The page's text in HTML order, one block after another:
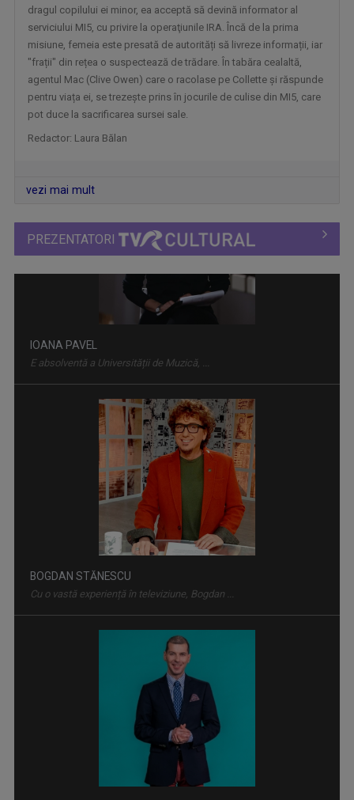
EDIŢIE LIMITATĂ
De la literatură la muzică, de la ...
Emisiunea „Lecția de istorie” își propune să ...
MIC DEJUN CU UN CAMPION
Telespectatorii au numit-o „ora în care vrem ...
TVR Cultural prezintă „Omul și timpul”, o ...
dragul copilului ei minor, ea acceptă să devină informator al
serviciului MI5, cu privire la operaţiunile IRA. Încă de la prima
misiune, femeia este presată de autorități să livreze informații, iar
"frații" din rețea o suspectează de trădare. În tabăra cealaltă,
agentul Mac (Clive Owen) care o racolase pe Collette şi răspunde
pentru viața ei, se trezește prins în jocurile de culise din MI5, care
pot duce la sacrificarea sursei sale.
Redactor: Laura Bălan
vezi mai mult
PREZENTATORI
BOGDAN STĂNESCU
Cu o vastă experiență în televiziune, Bogdan ...
MARIUS CONSTANTINESCU
O prezenţă constantă în sălile de concerte, în ...